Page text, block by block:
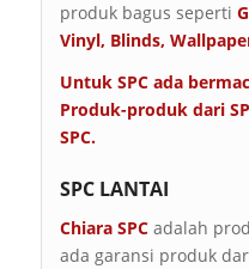
produk bagus seperti
Vinyl, Blinds,
Untuk SPC ada
Produk-produk dari
SPC.
SPC LANTAI
Chiara SPC adalah
ada garansi produk